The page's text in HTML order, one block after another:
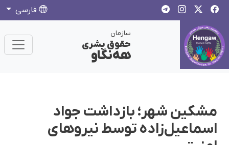
فارسی
سازمان
حقوق بشری
هەنگاو
مشکین شهر؛ بازداشت جواد
اسماعیل‌زاده توسط نیروهای